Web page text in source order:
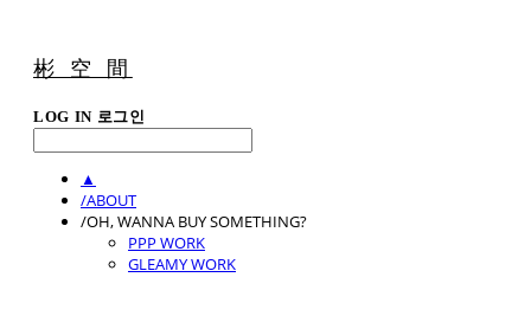
彬 空 間
LOG IN 로그인
▲
/ABOUT
/OH, WANNA BUY SOMETHING?
PPP WORK
GLEAMY WORK